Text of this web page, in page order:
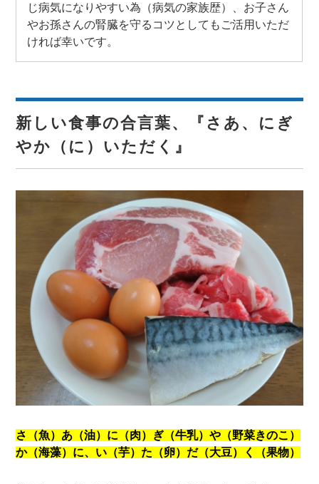
じ病気になりやすい為（病気の家族歴）、お子さん
やお孫さんの腎臓を守るコツとしてもご活用いただ
ければ幸いです。
新しい食事の合言葉、『さあ、にぎ
やか（に）いただく』
さ（魚）あ（油）に（肉）ぎ（牛乳）や（野菜きのこ）
か（海藻）に、い（芋）た（卵）だ（大豆）く（果物）